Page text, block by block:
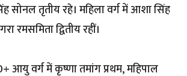
सोनल तृतीय रहे। महिला वर्ग में आशा सिंह
रमसमिता द्वितीय रहीं।
आयु वर्ग में कृष्णा तमांग प्रथम, महिपाल